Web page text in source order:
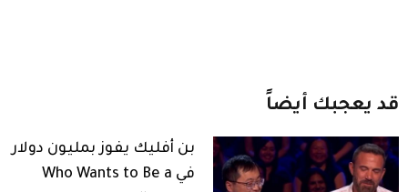
قد يعجبك أيضاً
بن أفليك يفوز بمليون دولار
في Who Wants to Be a